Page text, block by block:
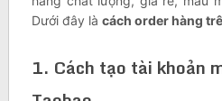
Dưới đây là cách order hàng
1. Cách tạo tài khoản